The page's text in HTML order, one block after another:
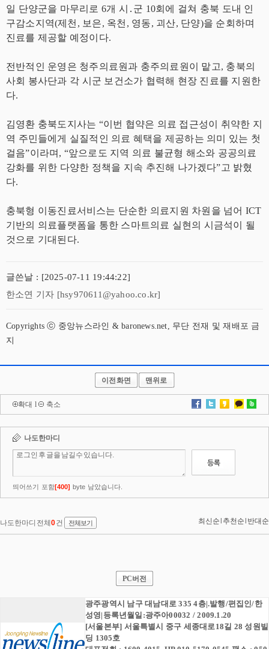
일 단양군을 마무리로 6개 시․군 10회에 걸쳐 충북 도내 인
구감소지역(제천, 보은, 옥천, 영동, 괴산, 단양)을 순회하며
진료를 제공할 예정이다.
전반적인 운영은 청주의료원과 충주의료원이 맡고, 충북의
사회 봉사단과 각 시군 보건소가 협력해 현장 진료를 지원한
다.
김영환 충북도지사는 “이번 협약은 의료 접근성이 취약한 지
역 주민들에게 실질적인 의료 혜택을 제공하는 의미 있는 첫
걸음”이라며, “앞으로도 지역 의료 불균형 해소와 공공의료
강화를 위한 다양한 정책을 지속 추진해 나가겠다”고 밝혔
다.
충북형 이동진료서비스는 단순한 의료지원 차원을 넘어 ICT
기반의 의료플랫폼을 통한 스마트의료 실현의 시금석이 될
것으로 기대된다.
글쓴날 : [2025-07-11 19:44:22]
한소연 기자 [hsy970611@yahoo.co.kr]
Copyrights ⓒ 중앙뉴스라인 & baronews.net, 무단 전재 및 재배포 금
지
이전화면 맨위로
확대 l 축소
PC버전
광주광역시 남구 대남대로 335 4층|.발행/편집인/한
성영|등록년월일:광주아00032 / 2009.1.20
[서울본부] 서울특별시 중구 세종대로18길 28 성원빌
딩 1305호